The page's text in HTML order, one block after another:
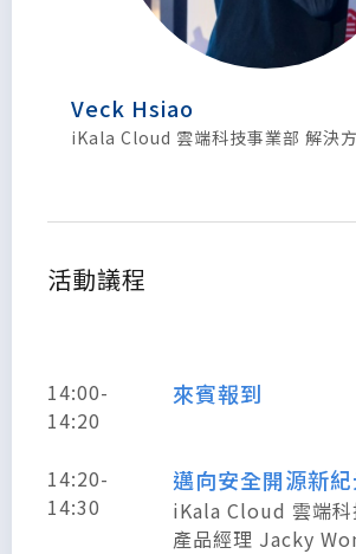
Veck Hsiao
iKala Cloud 雲端科技事業部 解決
活動議程
14:00-
14:20
來賓報到
14:20-
14:30
邁向安全開源新
iKala Cloud 雲端科
產品經理 Jacky